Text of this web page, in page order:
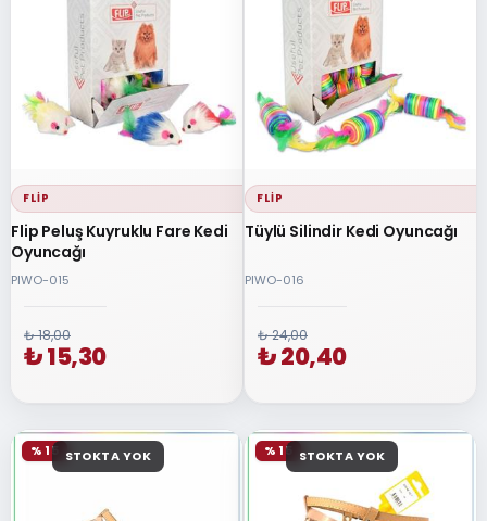
FLIP
Flip Peluş Kuyruklu Fare Kedi
Oyuncağı
PIWO-015
₺ 18,00
₺ 15,30
FLIP
Tüylü Silindir Kedi Oyuncağı
PIWO-016
₺ 24,00
₺ 20,40
STOKTA YOK
% 15 STOKTA YOK
% 15